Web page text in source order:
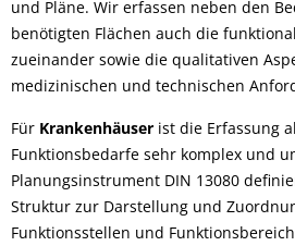
und Pläne. Wir erfassen neben den
benötigten Flächen auch die
zueinander sowie die qualitativen
medizinischen und technischen
Für Krankenhäuser ist die Erfassung
Funktionsbedarfe sehr komplex und
Planungsinstrument DIN 13080
Struktur zur Darstellung und
Funktionsstellen und